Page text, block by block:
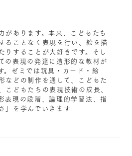
があります。本来、こどもたち
ることなく表現を行い、絵を描
りすることが大好きです。そし
の表現の発達に造形的な教材が
。ゼミでは玩具・カード・絵
などの制作を通して、こどもた
こどもたちの表現技術の成長、
表現の段階、論理的学習法、指
」を学んでいきます